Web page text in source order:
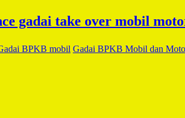
BPKB mobil Gadai BPKB Mobil dan